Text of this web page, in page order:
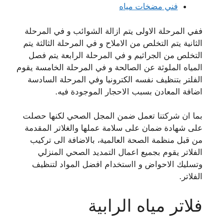
فني مضخات مياه
ففي المرحلة الاولى يتم ازالة الشوائب و في المرحلة
الثانية يتم التخلص من الاملاح و في المرحلة الثالثة يتم
التخلص من الجراثيم و في المرحلة الرابعة يتم فصل
المياه الملوثة عن الصالحة و في المرحلة الخامسة يقوم
الفلتر بتنظيف نفسه الكترونيا وفي المرحلة السادسة
اضافة المعادن بسبب الاحجار الموجودة فيه.
بما ان شركتنا تعمل ضمن المجل الصحي لكنها حصلت
على شهادة ضمان على سلامة عملها والغلاتر المقدمة
من قبل منظمة الصحة العالمية، بالاضافة الى تركيب
الفلاتر يقوم بجميع اعمال التمديد الصحي المنزلي
وتسليك الاحواض و ااستخدام افضل المواد لتنظيف
الفلاتر.
فلاتر مياه الرابية